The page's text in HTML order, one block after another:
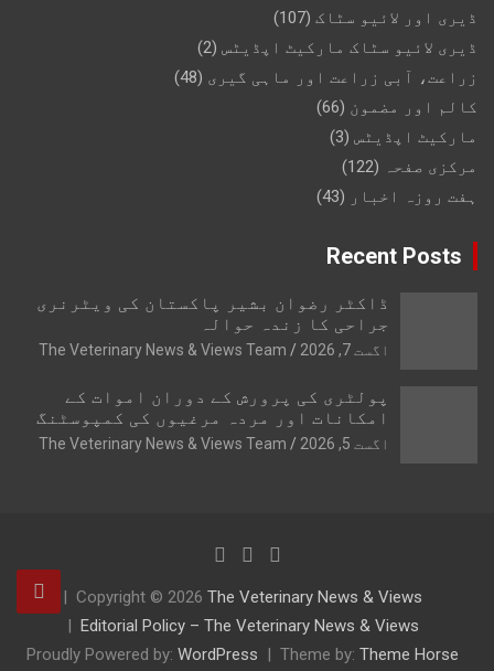
ڈیری اور لائیو سٹاک (107)
ڈیری لائیو سٹاک مارکیٹ اپڈیٹس (2)
زراعت، آبی زراعت اور ماہی گیری (48)
کالم اور مضمون (66)
مارکیٹ اپڈیٹس (3)
مرکزی صفحہ (122)
ہفت روزہ اخبار (43)
Recent Posts
ڈاکٹر رضوان بشیر پاکستان کی ویٹرنری
جراحی کا زندہ حوالہ
اگست 7, 2026 The Veterinary News & Views Team
پولٹری کی پرورش کے دوران اموات کے
امکانات اور مردہ مرغیوں کی کمپوسٹنگ
اگست 5, 2026 The Veterinary News & Views Team
Copyright © 2026 The Veterinary News & Views
Editorial Policy – The Veterinary News & Views
Theme by: Theme Horse
Proudly Powered by: WordPress